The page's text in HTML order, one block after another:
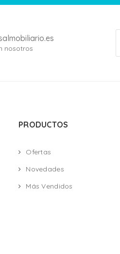
nosotros
PRODUCTOS
Ofertas
Novedades
Más Vendidos